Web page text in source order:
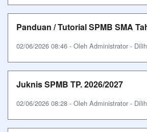
Panduan / Tutorial SPMB SMA
02/06/2026 08:46 - Oleh Administrator -
Juknis SPMB TP. 2026/2027
02/06/2026 08:28 - Oleh Administrator -